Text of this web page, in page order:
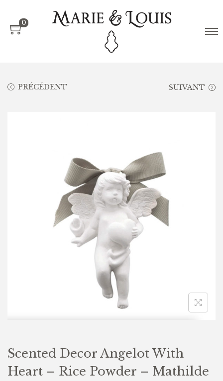
0
PRÉCÉDENT SUIVANT
Scented Decor Angelot With
Heart – Rice Powder – Mathilde